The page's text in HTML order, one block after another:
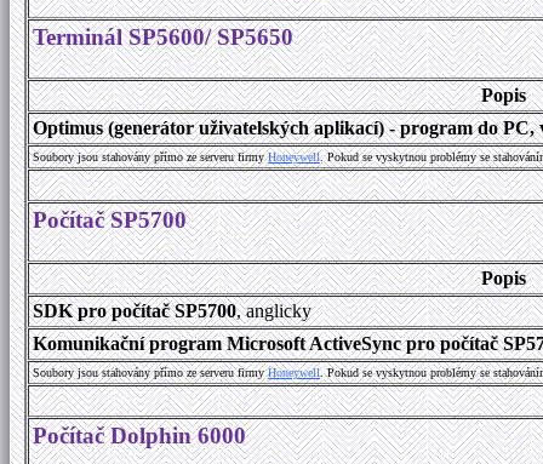
Terminál SP5600/ SP5650
Popis
Optimus (generátor uživatelských aplikací) - program do PC,
Soubory jsou stahovány přímo ze serveru firmyHoneywell. Pokud se vyskytnou problémy se
Počítač SP5700
Popis
SDK pro počítač SP5700, anglicky
Komunikační program Microsoft ActiveSync pro počítač
Soubory jsou stahovány přímo ze serveru firmyHoneywell. Pokud se vyskytnou problémy se
Počítač Dolphin 6000